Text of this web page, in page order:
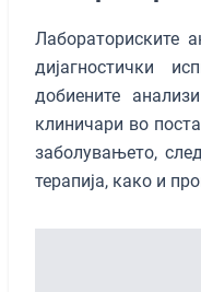
Лабораториските
дијагностички
добиените
клиничари во
заболувањето,
терапија, како и